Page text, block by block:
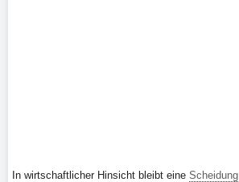
In wirtschaftlicher Hinsicht bleibt eine Scheidung